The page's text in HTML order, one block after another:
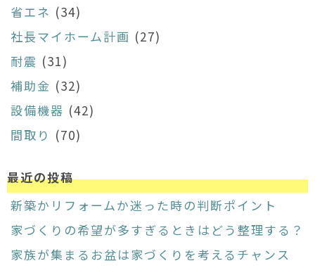
省エネ (34)
社長マイホーム計画 (27)
耐震 (31)
補助金 (32)
設備機器 (42)
間取り (70)
最近の投稿
新築かリフォームか迷った時の判断ポイント
家づくりの希望が多すぎるときはどう整理する？
家族が集まるお盆は家づくりを考えるチャンス